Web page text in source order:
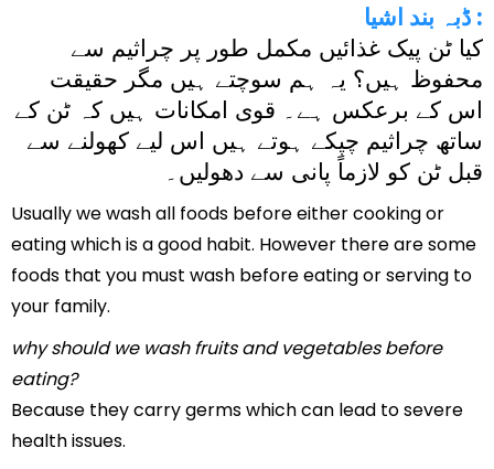
ڈبہ بند اشیا :
کیا ٹن پیک غذائیں مکمل طور پر چراثیم سے
محفوظ ہیں؟ یہ ہم سوچتے ہیں مگر حقیقت
اس کے برعکس ہے۔ قوی امکانات ہیں کہ ٹن کے
ساتھ چراثیم چپکے ہوتے ہیں اس لیے کھولنے سے
قبل ٹن کو لازماً پانی سے دھولیں۔
Usually we wash all foods before either cooking or
eating which is a good habit. However there are some
foods that you must wash before eating or serving to
your family.
why should we wash fruits and vegetables before
eating?
Because they carry germs which can lead to severe
health issues.